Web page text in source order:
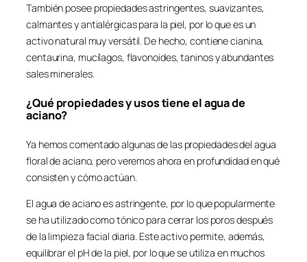
También posee propiedades astringentes, suavizantes,
calmantes y antialérgicas para la piel, por lo que es un
activo natural muy versátil. De hecho, contiene cianina,
centaurina, mucílagos, flavonoides, taninos y abundantes
sales minerales.
¿Qué propiedades y usos tiene el agua de
aciano?
Ya hemos comentado algunas de las propiedades del agua
floral de aciano, pero veremos ahora en profundidad en qué
consisten y cómo actúan.
El agua de aciano es astringente, por lo que popularmente
se ha utilizado como tónico para cerrar los poros después
de la limpieza facial diaria. Este activo permite, además,
equilibrar el pH de la piel, por lo que se utiliza en muchos